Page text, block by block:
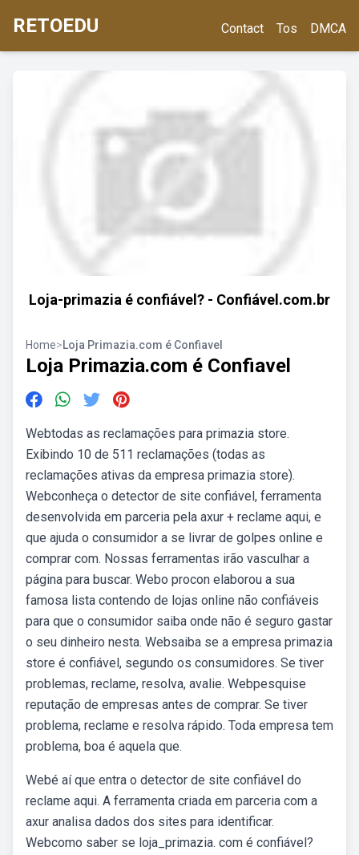
RETOEDU Contact Tos DMCA
Loja-primazia é confiável? - Confiável.com.br
Home>Loja Primazia.com é Confiavel
Loja Primazia.com é Confiavel
Webtodas as reclamações para primazia store.
Exibindo 10 de 511 reclamações (todas as
reclamações ativas da empresa primazia store).
Webconheça o detector de site confiável, ferramenta
desenvolvida em parceria pela axur + reclame aqui, e
que ajuda o consumidor a se livrar de golpes online e
comprar com. Nossas ferramentas irão vasculhar a
página para buscar. Webo procon elaborou a sua
famosa lista contendo de lojas online não confiáveis
para que o consumidor saiba onde não é seguro gastar
o seu dinheiro nesta. Websaiba se a empresa primazia
store é confiável, segundo os consumidores. Se tiver
problemas, reclame, resolva, avalie. Webpesquise
reputação de empresas antes de comprar. Se tiver
problema, reclame e resolva rápido. Toda empresa tem
problema, boa é aquela que.
Webé aí que entra o detector de site confiável do
reclame aqui. A ferramenta criada em parceria com a
axur analisa dados dos sites para identificar.
Webcomo saber se loja_primazia. com é confiável?